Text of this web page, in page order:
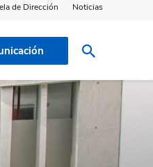
de Dirección Noticias